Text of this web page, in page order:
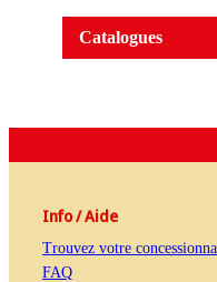
Catalogues
Info / Aide
Trouvez votre
FAQ